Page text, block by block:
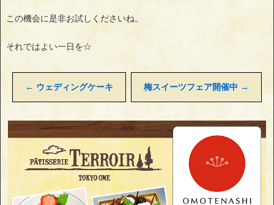
この機会に是非お試しくださいね。
それではよい一日を☆
← ウェディングケーキ 梅スイーツフェア開催中 →